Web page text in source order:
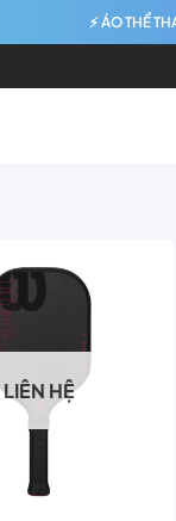
⚡ ÁO THỂ
LIÊN HỆ